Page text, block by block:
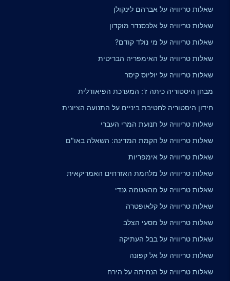
שאלות טריוויה על אברהם לינקולן
שאלות טריוויה על אלכסנדר מוקדון
שאלות טריוויה על מי נולד קודם?
שאלות טריוויה על האימפריה הבריטית
שאלות טריוויה על יוליוס קיסר
מבחן היסטוריה כיתה ז': המערכת הפיאודלית
חידון היסטוריה לחטיבת ביניים על התנועה הציונית
שאלות טריוויה על תנועת המרי העברי
שאלות טריוויה על הקמת המדינה: השאלה באו"ם
שאלות טריוויה על אימפריות
שאלות טריוויה על מלחמת האזרחים האמריקאית
שאלות טריוויה על מהאטמה גנדי
שאלות טריוויה על קלאופטרה
שאלות טריוויה על מסעי הצלב
שאלות טריוויה על בבל העתיקה
שאלות טריוויה על אל קפונה
שאלות טריוויה על הנחיתה על הירח